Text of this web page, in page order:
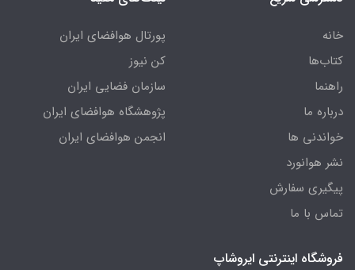
خانه
کتاب‌ها
راهنما
درباره ما
خواندنی ها
نشر هوانورد
پیگیری سفارش
تماس با ما
پورتال هوافضای ایران
کن نیوز
سازمان فضایی ایران
پژوهشگاه هوافضای ایران
انجمن هوافضای ایران
فروشگاه اینترنتی ایروشاپ